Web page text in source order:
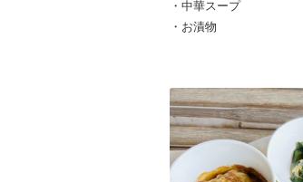
・中華スープ
・お漬物